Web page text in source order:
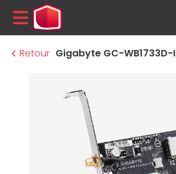
MENU
Retour Gigabyte GC-WB1733D-I